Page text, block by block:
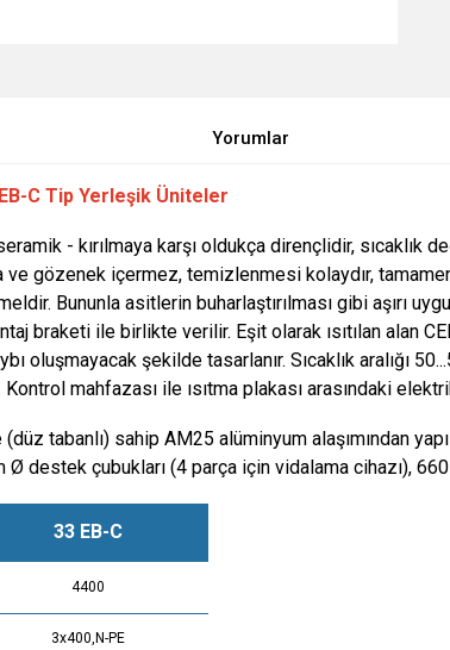
Yorumlar
C Tip Yerleşik Üniteler
- kırılmaya karşı oldukça dirençlidir, sıcaklık
ve gözenek içermez, temizlenmesi kolaydır,
Bununla asitlerin buharlaştırılması gibi aşırı
braketi ile birlikte verilir. Eşit olarak ısıtılan alan
oluşmayacak şekilde tasarlanır. Sıcaklık aralığı
mahfazası ile ısıtma plakası arasındaki
tabanlı) sahip AM25 alüminyum alaşımından
destek çubukları (4 parça için vidalama cihazı),
33 EB-C
4400
3x400,N-PE